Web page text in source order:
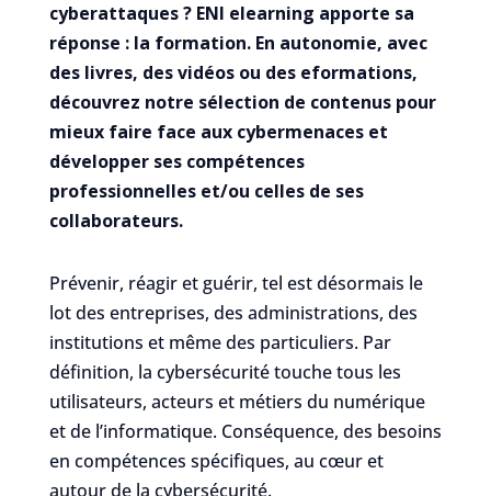
cyberattaques ? ENI elearning apporte sa
réponse : la formation. En autonomie, avec
des livres, des vidéos ou des eformations,
découvrez notre sélection de contenus pour
mieux faire face aux cybermenaces et
développer ses compétences
professionnelles et/ou celles de ses
collaborateurs.
Prévenir, réagir et guérir, tel est désormais le
lot des entreprises, des administrations, des
institutions et même des particuliers. Par
définition, la cybersécurité touche tous les
utilisateurs, acteurs et métiers du numérique
et de l’informatique. Conséquence, des besoins
en compétences spécifiques, au cœur et
autour de la cybersécurité.